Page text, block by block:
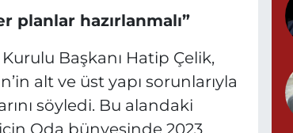
planlar hazırlanmalı”
Başkanı Hatip Çelik,
alt ve üst yapı sorunlarıyla
söyledi. Bu alandaki